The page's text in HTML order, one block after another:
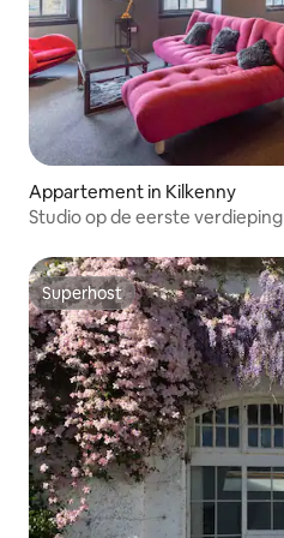
Appartement in Kilkenny
Studio op de eerste verdieping
Superhost
Superhost